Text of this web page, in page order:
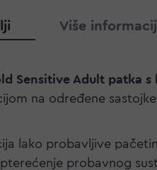
Sensitive Adult patka s
na određene
lako probavljive
probavnog
Više